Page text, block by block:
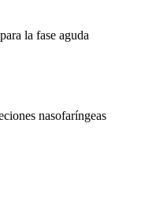
la fase aguda
nasofaríngeas